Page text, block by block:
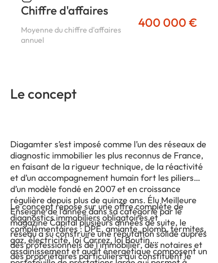
Chiffre d'affaires
Moyenne du chiffre d'affaires
annuel
400 000 €
Le concept
Diagamter s’est imposé comme l’un des réseaux de
diagnostic immobilier les plus reconnus de France,
en faisant de la rigueur technique, de la réactivité
et d’un accompagnement humain fort les piliers
d’un modèle fondé en 2007 et en croissance
régulière depuis plus de quinze ans. Élu Meilleure
Enseigne de l’année dans sa catégorie par le
magazine Capital plusieurs années de suite, le
réseau a su construire une réputation solide auprès
des professionnels de l’immobilier, des notaires et
des propriétaires particuliers qui constituent le
Le concept repose sur une offre complète de
diagnostics immobiliers obligatoires et
complémentaires : DPE, amiante, plomb, termites,
gaz, électricité, loi Carrez, loi Boutin,
assainissement et audit énergétique composent un